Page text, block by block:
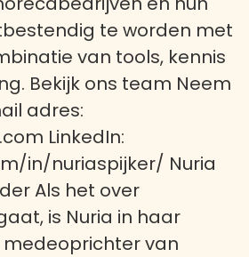
te worden met
van tools, kennis
Bekijk ons team Neem
adres:
LinkedIn:
in/nuriaspijker/ Nuria
Als het over
is Nuria in haar
van